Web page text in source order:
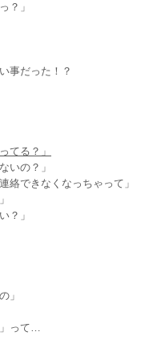
？」
事だった！？
てる？」
いの？」
できなくなっちゃって」
？」
」
って…